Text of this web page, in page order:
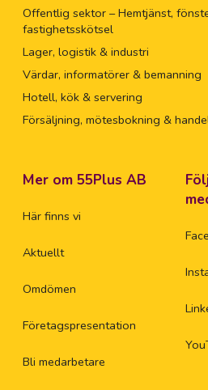
Offentlig sektor – Hemtjänst,
fastighetsskötsel
Lager, logistik & industri
Värdar, informatörer & bemanning
Hotell, kök & servering
Försäljning, mötesbokning &
Mer om 55Plus AB
Här finns vi
Aktuellt
Omdömen
Företagspresentation
Bli medarbetare